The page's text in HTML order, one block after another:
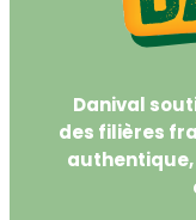
Danival
des filières
authentique,